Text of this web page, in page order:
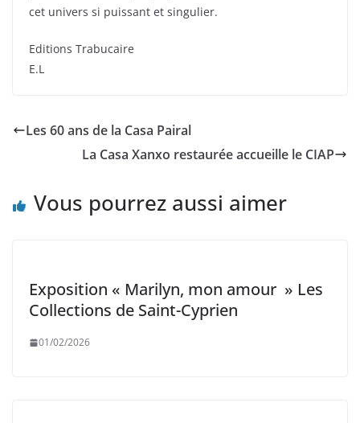
cet univers si puissant et singulier.
Editions Trabucaire
E.L
Les 60 ans de la Casa Pairal
La Casa Xanxo restaurée accueille le CIAP
Vous pourrez aussi aimer
Exposition « Marilyn, mon amour » Les
Collections de Saint-Cyprien
01/02/2026